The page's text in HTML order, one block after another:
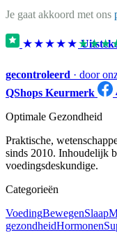
Je gaat akkoord met ons
★★★★★
gecontroleerd · door
QShops Keurmerk
Optimale Gezondheid
Praktische,
sinds 2010. Inhoudelijk
voedingsdeskundige.
Categorieën
VoedingBewegenSlaap
gezondheidHormonen